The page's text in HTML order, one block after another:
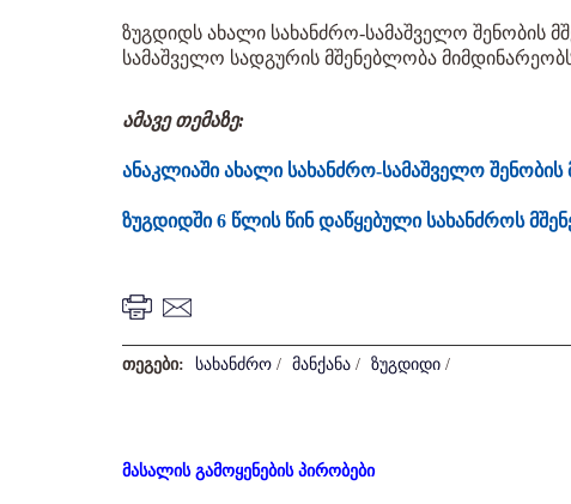
ზუგდიდს ახალი სახანძრო-სამაშველო შენობის
სამაშველო სადგურის მშენებლობა
ამავე თემაზე:
ანაკლიაში ახალი სახანძრო-სამაშველო
ზუგდიდში 6 წლის წინ დაწყებული სახანძროს
თეგები: სახანძრო / მანქანა / ზუგდიდი /
მასალის გამოყენების პირობები